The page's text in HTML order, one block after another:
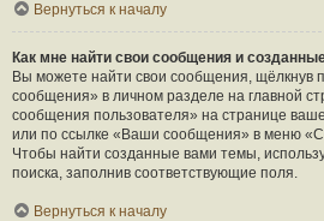
Вернуться к началу
Как мне найти свои сообщения и
Вы можете найти свои сообщения, щёлкнув
сообщения» в личном разделе на главной
сообщения пользователя» на странице
или по ссылке «Ваши сообщения» в меню
Чтобы найти созданные вами темы,
поиска, заполнив соответствующие поля.
Вернуться к началу